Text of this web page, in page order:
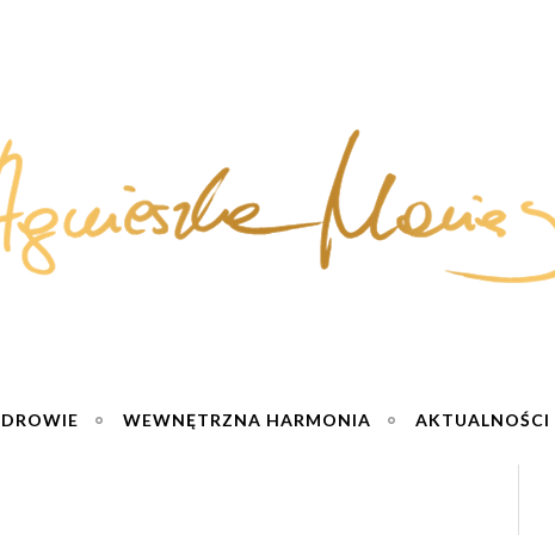
WEWNĘTRZNA HARMONIA AKTUALNOŚCI